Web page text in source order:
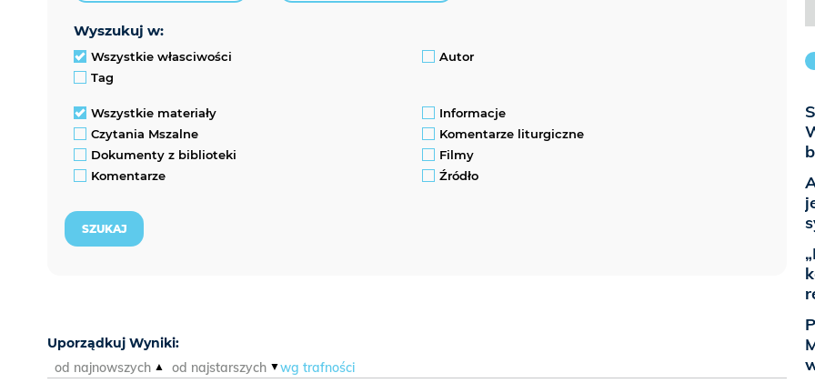
wyszukuj w:
Wszystkie własciwości
Autor
Tag
Wszystkie materiały
Informacje
Czytania Mszalne
Komentarze liturgiczne
Dokumenty z biblioteki
Filmy
Komentarze
Źródło
Uporządkuj Wyniki:
od najnowszych
od najstarszych wg trafności